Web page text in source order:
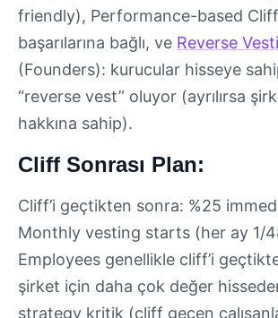
friendly), Performance-based
başarılarına bağlı, ve Reverse
(Founders): kurucular hisseye
“reverse vest” oluyor (ayrılırsa
hakkına sahip).
Cliff Sonrası Plan:
Cliff’i geçtikten sonra: %25
Monthly vesting starts (her ay 1/
Employees genellikle cliff’i
şirket için daha çok değer
strategy kritik (cliff geçen